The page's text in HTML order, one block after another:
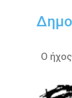
περιεχόμενο
Ο